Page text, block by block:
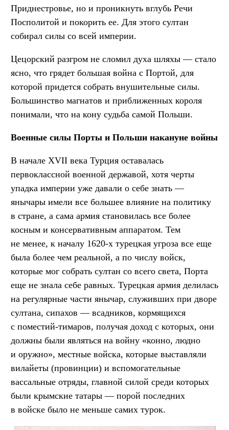
Приднестровье, но и проникнуть вглубь Речи
Посполитой и покорить ее. Для этого султан
собирал силы со всей империи.
Цецорский разгром не сломил духа шляхы — стало
ясно, что грядет большая война с Портой, для
которой придется собрать внушительные силы.
Большинство магнатов и приближенных короля
понимали, что на кону судьба самой Польши.
Военные силы Порты и Польши накануне войны
В начале XVII века Турция оставалась
первоклассной военной державой, хотя черты
упадка империи уже давали о себе знать —
янычары имели все большее влияние на политику
в стране, а сама армия становилась все более
косным и консервативным аппаратом. Тем
не менее, к началу 1620-х турецкая угроза все еще
была более чем реальной, а по числу войск,
которые мог собрать султан со всего света, Порта
еще не знала себе равных. Турецкая армия делилась
на регулярные части янычар, служивших при дворе
султана, сипахов — всадников, кормящихся
с поместий-тимаров, получая доход с которых, они
должны были являться на войну «конно, людно
и оружно», местные войска, которые выставляли
вилайеты (провинции) и вспомогательные
вассальные отряды, главной силой среди которых
были крымские татары — порой последних
в войске было не меньше самих турок.